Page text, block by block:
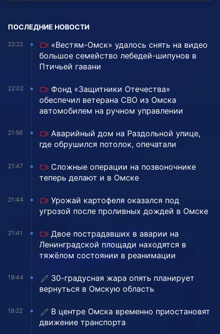
ПОСЛЕДНИЕ НОВОСТИ
22:22
«Вестям-Омск» удалось снять на видео
большое семейство лебедей-шипунов в
Птичьей гавани
22:02
Фонд «Защитники Отечества»
обеспечил ветерана СВО из Омска
автомобилем на ручном управлении
21:56
Аварийный дом на Раздольной улице,
где обрушился потолок, опечатали
21:47
Сложные операции на позвоночнике
теперь делают и в Омске
21:44
Урожай картофеля оказался под
угрозой после проливных дождей в Омске
21:41
Двое пострадавших в аварии на
Ленинградской площади находятся в
тяжёлом состоянии в реанимации
19:44
30-градусная жара опять планирует
вернуться в Омскую область
18:22
В центре Омска временно приостановят
движение транспорта